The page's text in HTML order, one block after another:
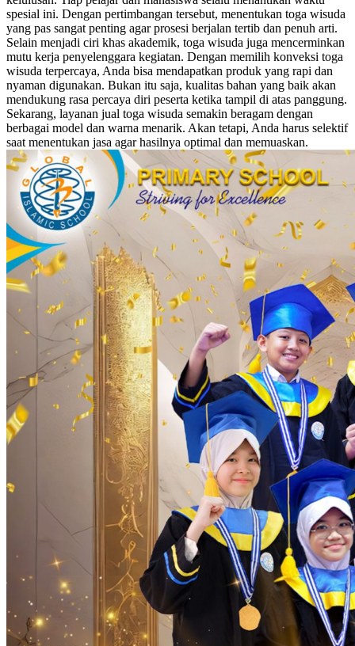
spesial ini. Dengan pertimbangan tersebut, menentukan toga wisuda
yang pas sangat penting agar prosesi berjalan tertib dan penuh arti.
Selain menjadi ciri khas akademik, toga wisuda juga mencerminkan
mutu kerja penyelenggara kegiatan. Dengan memilih konveksi toga
wisuda terpercaya, Anda bisa mendapatkan produk yang rapi dan
nyaman digunakan. Bukan itu saja, kualitas bahan yang baik akan
mendukung rasa percaya diri peserta ketika tampil di atas panggung.
Sekarang, layanan jual toga wisuda semakin beragam dengan
berbagai model dan warna menarik. Akan tetapi, Anda harus selektif
saat menentukan jasa agar hasilnya optimal dan memuaskan.